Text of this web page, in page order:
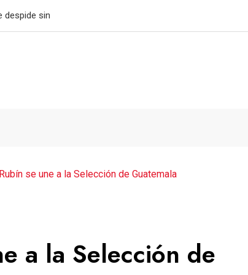
paso perfecto
se une a la Selección de Guatemala
a la Selección de